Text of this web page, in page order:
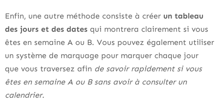
Enfin, une autre méthode consiste à créer un tableau
des jours et des dates qui montrera clairement si vous
êtes en semaine A ou B. Vous pouvez également utiliser
un système de marquage pour marquer chaque jour
que vous traversez afin de savoir rapidement si vous
êtes en semaine A ou B sans avoir à consulter un
calendrier.